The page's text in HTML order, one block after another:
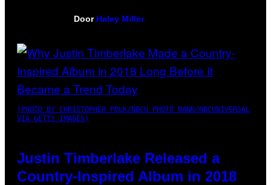
Door Haley Miller
(PHOTO BY CHRISTOPHER POLK/NBCU PHOTO BANK/NBCUNIVERSAL
VIA GETTY IMAGES)
Justin Timberlake Released a
Country-Inspired Album in 2018